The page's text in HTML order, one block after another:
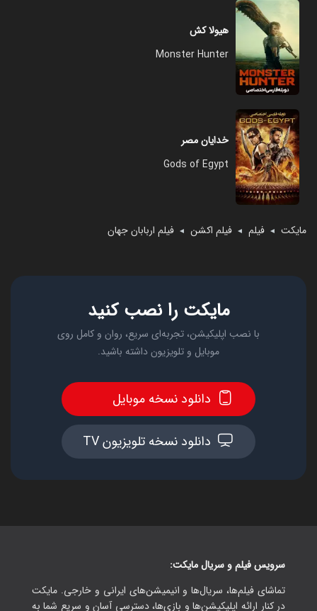
مایکت ◄ فیلم ◄ فیلم اکشن ◄ فیلم اربابان جهان
هیولا کش
Monster Hunter
خدایان مصر
Gods of Egypt
مایکت را نصب کنید
با نصب اپلیکیشن، تجربه‌ای سریع، روان و کامل روی
موبایل و تلویزیون داشته باشید.
دانلود نسخه موبایل
دانلود نسخه تلویزیون TV
سرویس فیلم و سریال مایکت:
تماشای فیلم‌ها، سریال‌ها و انیمیشن‌های ایرانی و خارجی. مایکت
در کنار ارائه اپلیکیشن‌ها و بازی‌ها، دسترسی آسان و سریع شما به